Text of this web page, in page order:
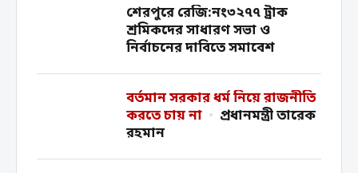
শেরপুরে রেজি:নং৩২৭৭ ট্রাক
শ্রমিকদের সাধারণ সভা ও
নির্বাচনের দাবিতে সমাবেশ
বর্তমান সরকার ধর্ম নিয়ে রাজনীতি
করতে চায় না • প্রধানমন্ত্রী তারেক
রহমান